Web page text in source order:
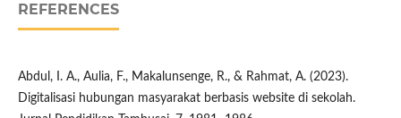
REFERENCES
Abdul, I. A., Aulia, F., Makalunsenge, R., & Rahmat, A. (2023).
Digitalisasi hubungan masyarakat berbasis website di sekolah.